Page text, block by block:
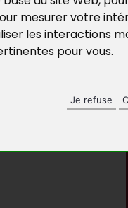
mesurer votre
les interactions
pour vous.
Je refuse